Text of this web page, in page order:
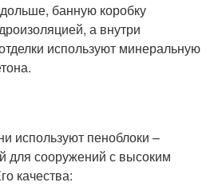
банную коробку
а внутри
используют минеральную
используют пеноблоки –
для сооружений с высоким
качества: